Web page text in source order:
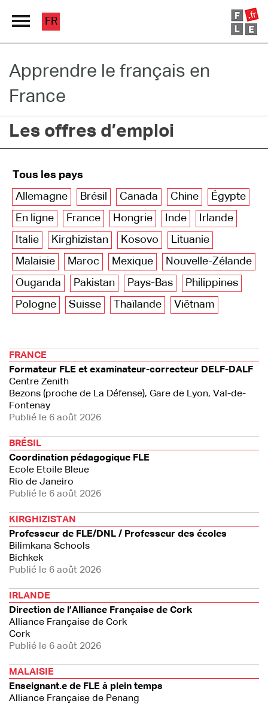
Grand Répertoire
Immersion France
Le français en ligne
FR
Apprendre le français en
France
Les offres d’emploi
Tous les pays
Allemagne
Brésil Canada Chine
Égypte
En ligne
France Hongrie Inde
Irlande
Italie
Kirghizistan Kosovo
Lituanie
Malaisie
Maroc Mexique
Nouvelle-Zélande
Ouganda
Pakistan Pays-Bas
Philippines
Pologne
Suisse Thaïlande Viêtnam
FRANCE
Formateur FLE et examinateur-correcteur DELF-DALF
Centre Zenith
Bezons (proche de La Défense), Gare de Lyon, Val-de-
Fontenay
Publié le 6 août 2026
BRÉSIL
Coordination pédagogique FLE
Ecole Etoile Bleue
Rio de Janeiro
Publié le 6 août 2026
KIRGHIZISTAN
Professeur de FLE/DNL / Professeur des écoles
Bilimkana Schools
Bichkek
Publié le 6 août 2026
IRLANDE
Direction de l’Alliance Française de Cork
Alliance Française de Cork
Cork
Publié le 6 août 2026
MALAISIE
Enseignant.e de FLE à plein temps
Alliance Française de Penang